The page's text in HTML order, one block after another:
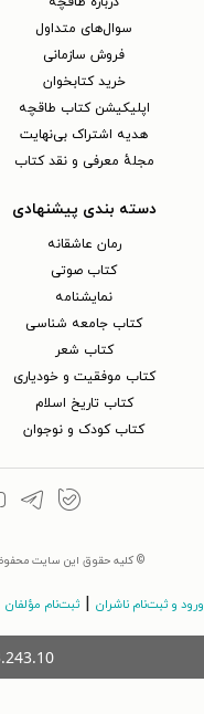
سوال‌های متداول
فروش سازمانی
خرید کتابخوان
اپلیکیشن کتاب طاقچه
هدیه اشتراک بی‌نهایت
مجلهٔ معرفی و نقد کتاب
دسته بندی پیشنهادی
رمان عاشقانه
کتاب‌ صوتی
نمایشنامه
کتاب جامعه شناسی
کتاب شعر
کتاب موفقیت و خودیاری
کتاب تاریخ اسلام
کتاب کودک و نوجوان
© کلیه حقوق این سایت
ورود و ثبت‌نام ناشران ثبت‌نام مؤلفان